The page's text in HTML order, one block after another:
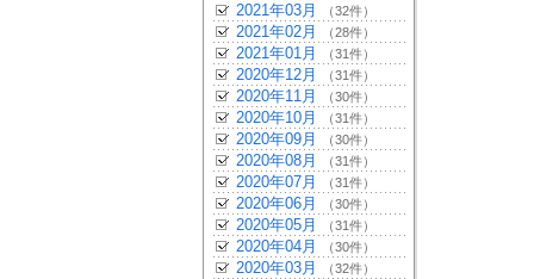
2021年03月 （32件）
2021年02月 （28件）
2021年01月 （31件）
2020年12月 （31件）
2020年11月 （30件）
2020年10月 （31件）
2020年09月 （30件）
2020年08月 （31件）
2020年07月 （31件）
2020年06月 （30件）
2020年05月 （31件）
2020年04月 （30件）
2020年03月 （32件）